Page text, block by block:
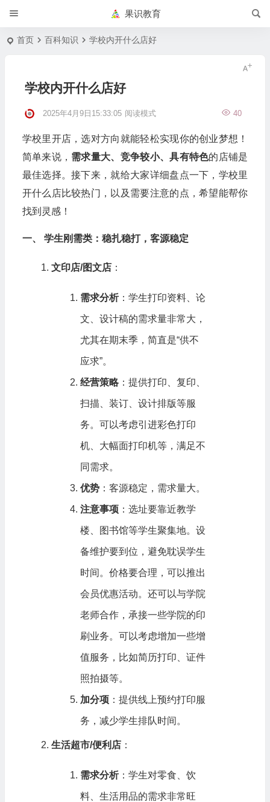
果识教育
首页 百科知识 学校内开什么店好
学校内开什么店好
2025年4月9日15:33:05 40
阅读模式
学校里开店，选对方向就能轻松实现你的创业梦想！
简单来说， 需求量大、竞争较小、具有特色的店铺是
最佳选择。接下来，就给大家详细盘点一下，学校里
开什么店比较热门，以及需要注意的点，希望能帮你
找到灵感！
一、 学生刚需类：稳扎稳打，客源稳定
文印店/图文店：
需求分析：学生打印资料、论
文、设计稿的需求量非常大，
尤其在期末季，简直是“供不
应求”。
经营策略：提供打印、复印、
扫描、装订、设计排版等服
务。可以考虑引进彩色打印
机、大幅面打印机等，满足不
同需求。
优势：客源稳定，需求量大。
注意事项：选址要靠近教学
楼、图书馆等学生聚集地。设
备维护要到位，避免耽误学生
时间。价格要合理，可以推出
会员优惠活动。还可以与学院
老师合作，承接一些学院的印
刷业务。可以考虑增加一些增
值服务，比如简历打印、证件
照拍摄等。
加分项：提供线上预约打印服
务，减少学生排队时间。
生活超市/便利店：
需求分析：学生对零食、饮
料、生活用品的需求非常旺